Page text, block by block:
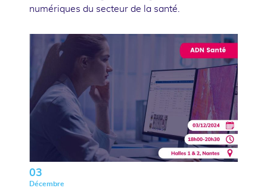
numériques du secteur de la santé.
03
Décembre